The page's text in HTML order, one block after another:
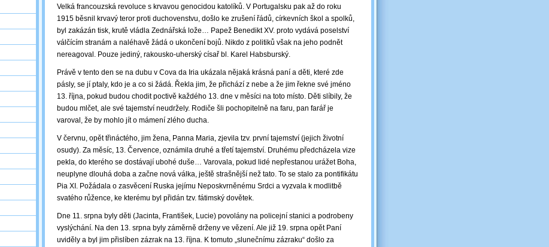
Velká francouzská revoluce s krvavou genocidou katolíků. V Portugalsku pak až do roku
1915 běsnil krvavý teror proti duchovenstvu, došlo ke zrušení řádů, církevních škol a spolků,
byl zakázán tisk, krutě vládla Zednářská lože… Papež Benedikt XV. proto vydává poselství
válčícím stranám a naléhavě žádá o ukončení bojů. Nikdo z politiků však na jeho podnět
nereagoval. Pouze jediný, rakousko-uherský císař bl. Karel Habsburský.
Právě v tento den se na dubu v Cova da Iria ukázala nějaká krásná paní a děti, které zde
pásly, se jí ptaly, kdo je a co si žádá. Řekla jim, že přichází z nebe a že jim řekne své jméno
13. října, pokud budou chodit poctivě každého 13. dne v měsíci na toto místo. Děti slíbily, že
budou mlčet, ale své tajemství neudržely. Rodiče šli pochopitelně na faru, pan farář je
varoval, že by mohlo jít o mámení zlého ducha.
V červnu, opět třináctého, jim žena, Panna Maria, zjevila tzv. první tajemství (jejich životní
osudy). Za měsíc, 13. Července, oznámila druhé a třetí tajemství. Druhému předcházela vize
pekla, do kterého se dostávají ubohé duše… Varovala, pokud lidé nepřestanou urážet Boha,
neuplyne dlouhá doba a začne nová válka, ještě strašnější než tato. To se stalo za pontifikátu
Pia XI. Požádala o zasvěcení Ruska jejímu Neposkvrněnému Srdci a vyzvala k modlitbě
svatého růžence, ke kterému byl přidán tzv. fátimský dovětek.
Dne 11. srpna byly děti (Jacinta, František, Lucie) povolány na policejní stanici a podrobeny
vyslýchání. Na den 13. srpna byly záměrně drženy ve vězení. Ale již 19. srpna opět Paní
uviděly a byl jim přislíben zázrak na 13. října. K tomuto „slunečnímu zázraku“ došlo za